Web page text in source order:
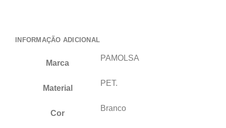
INFORMAÇÃO ADICIONAL
Marca
PAMOLSA
Material
PET.
Cor
Branco